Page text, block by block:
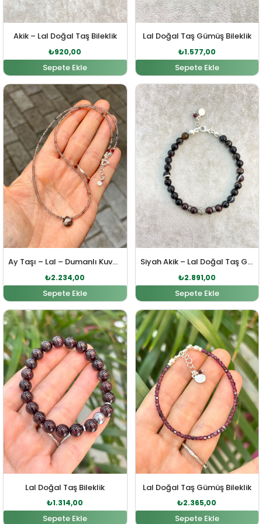
Akik – Lal Doğal Taş Bileklik
₺920,00
Sepete Ekle
Lal Doğal Taş Gümüş Bileklik
₺1.577,00
Sepete Ekle
Ay Taşı – Lal – Dumanlı Kuvars Doğal Taş Gümüş Kolye
Orijinal fiyat: ₺2.458,00.
₺2.234,00
Şu andaki fiyat: ₺2.234,00.
Sepete Ekle
Siyah Akik – Lal Doğal Taş Gümüş Bileklik
Orijinal fiyat:
₺2.891,00
Şu andaki
Sepete Ekle
Lal Doğal Taş Bileklik
Orijinal fiyat: ₺1.446,00.
₺1.314,00
Şu andaki fiyat: ₺1.314,00.
Sepete Ekle
Lal Doğal Taş Gümüş Bileklik
Orijinal fiyat:
₺2.365,00
Şu andaki
Sepete Ekle